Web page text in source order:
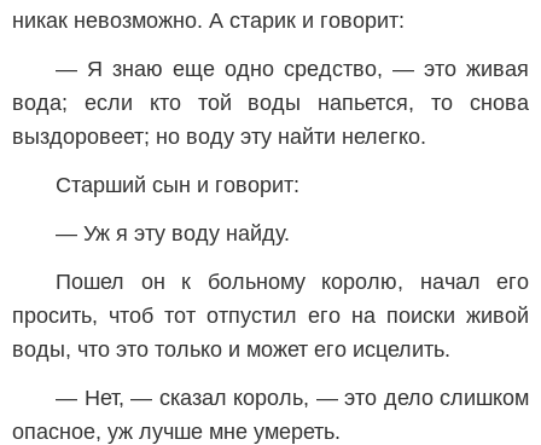
никак невозможно. А старик и говорит:
— Я знаю еще одно средство, — это живая
вода; если кто той воды напьется, то снова
выздоровеет; но воду эту найти нелегко.
Старший сын и говорит:
— Уж я эту воду найду.
Пошел он к больному королю, начал его
просить, чтоб тот отпустил его на поиски живой
воды, что это только и может его исцелить.
— Нет, — сказал король, — это дело слишком
опасное, уж лучше мне умереть.